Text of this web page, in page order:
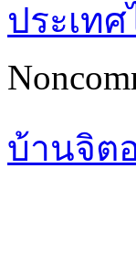
ประเท
บ้านจิต